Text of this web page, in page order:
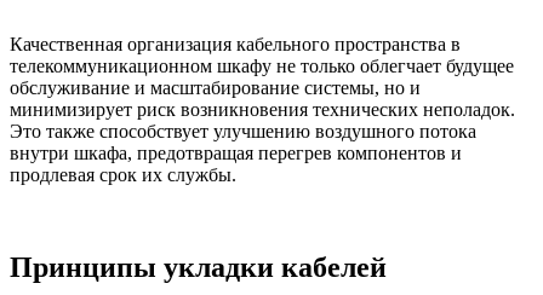
Качественная организация кабельного пространства в
телекоммуникационном шкафу не только облегчает будущее
обслуживание и масштабирование системы, но и
минимизирует риск возникновения технических неполадок.
Это также способствует улучшению воздушного потока
внутри шкафа, предотвращая перегрев компонентов и
продлевая срок их службы.
Принципы укладки кабелей